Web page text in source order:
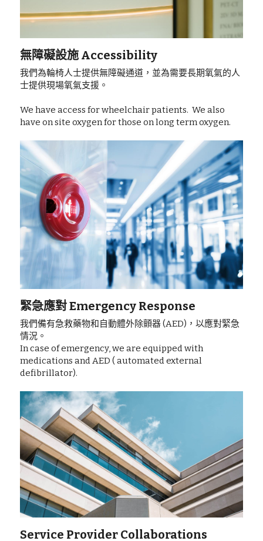
無障礙設施 Accessibility
我們為輪椅人士提供無障礙通道，並為需要長期氧氣的人
士提供現場氧氣支援。
We have access for wheelchair patients.  We also
have on site oxygen for those on long term oxygen.
緊急應對 Emergency Response
我們備有急救藥物和自動體外除顫器 (AED)，以應對緊急
情況。
In case of emergency, we are equipped with
medications and AED ( automated external
defibrillator).
Service Provider Collaborations